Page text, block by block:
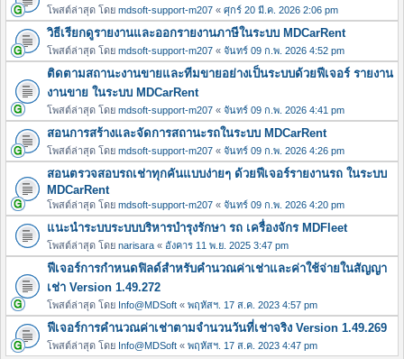
โพสต์ล่าสุด โดย mdsoft-support-m207 « ศุกร์ 20 มี.ค. 2026 2:06 pm
วิธีเรียกดูรายงานและออกรายงานภาษีในระบบ MDCarRent
โพสต์ล่าสุด โดย mdsoft-support-m207 « จันทร์ 09 ก.พ. 2026 4:52 pm
ติดตามสถานะงานขายและทีมขายอย่างเป็นระบบด้วยฟีเจอร์ รายงาน
งานขาย ในระบบ MDCarRent
โพสต์ล่าสุด โดย mdsoft-support-m207 « จันทร์ 09 ก.พ. 2026 4:41 pm
สอนการสร้างและจัดการสถานะรถในระบบ MDCarRent
โพสต์ล่าสุด โดย mdsoft-support-m207 « จันทร์ 09 ก.พ. 2026 4:26 pm
สอนตรวจสอบรถเช่าทุกคันแบบง่ายๆ ด้วยฟีเจอร์รายงานรถ ในระบบ
MDCarRent
โพสต์ล่าสุด โดย mdsoft-support-m207 « จันทร์ 09 ก.พ. 2026 4:20 pm
แนะนำระบบระบบบริหารบำรุงรักษา รถ เครื่องจักร MDFleet
โพสต์ล่าสุด โดย narisara « อังคาร 11 พ.ย. 2025 3:47 pm
ฟีเจอร์การกำหนดฟิลด์สำหรับคำนวณค่าเช่าและค่าใช้จ่ายในสัญญา
เช่า Version 1.49.272
โพสต์ล่าสุด โดย Info@MDSoft « พฤหัสฯ. 17 ส.ค. 2023 4:57 pm
ฟีเจอร์การคำนวณค่าเช่าตามจำนวนวันที่เช่าจริง Version 1.49.269
โพสต์ล่าสุด โดย Info@MDSoft « พฤหัสฯ. 17 ส.ค. 2023 4:47 pm